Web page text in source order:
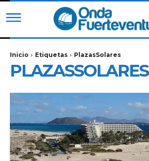
Inicio Etiquetas PlazasSolares
PLAZASSOLARES